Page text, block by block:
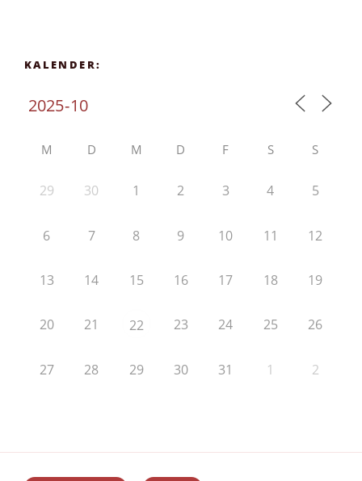
KALENDER:
M D M D F S S
29 30 1 2 3 4 5
6 7 8 9 10 11 12
13 14 15 16 17 18 19
20 21 22 23 24 25 26
27 28 29 30 31 1 2